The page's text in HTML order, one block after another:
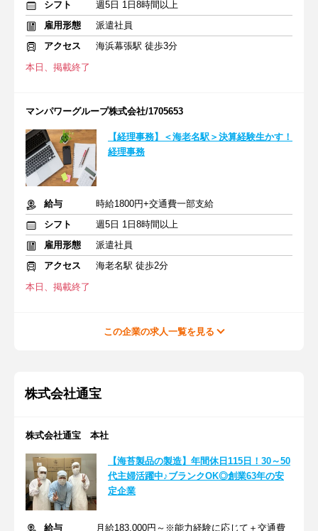
シフト
週5日 1日8時間以上
雇用形態
派遣社員
アクセス
海浜幕張駅 徒歩3分
本日、掲載終了
マンパワーグループ株式会社/1705653
【経理事務】＜海老名駅＞決算経験生かす！
経理事務
給与
時給1800円+交通費一部支給
シフト
週5日 1日8時間以上
雇用形態
派遣社員
アクセス
海老名駅 徒歩2分
本日、掲載終了
この企業の求人一覧を見る
株式会社通宝
株式会社通宝 本社
【海苔製品の製造】年間休日115日！30～50
代主婦活躍中♪ブランクOK◎創業63年の安
定企業
給与
月給183,000円～※能力経験に応じて＋交通費